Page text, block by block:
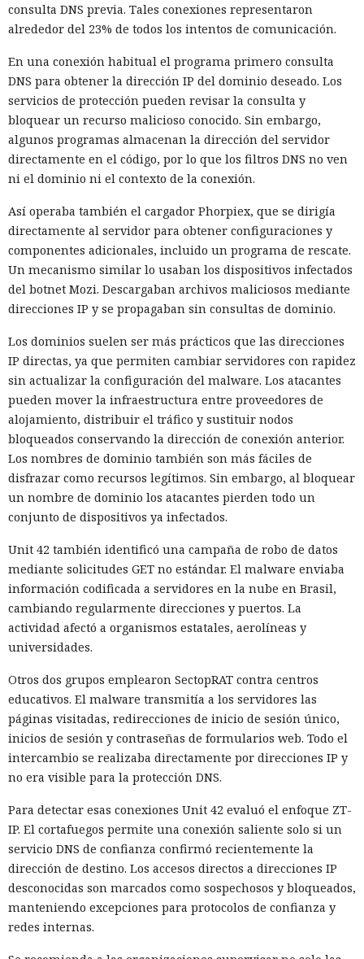
consulta DNS previa. Tales conexiones representaron
alrededor del 23% de todos los intentos de comunicación.
En una conexión habitual el programa primero consulta
DNS para obtener la dirección IP del dominio deseado. Los
servicios de protección pueden revisar la consulta y
bloquear un recurso malicioso conocido. Sin embargo,
algunos programas almacenan la dirección del servidor
directamente en el código, por lo que los filtros DNS no ven
ni el dominio ni el contexto de la conexión.
Así operaba también el cargador Phorpiex, que se dirigía
directamente al servidor para obtener configuraciones y
componentes adicionales, incluido un programa de rescate.
Un mecanismo similar lo usaban los dispositivos infectados
del botnet Mozi. Descargaban archivos maliciosos mediante
direcciones IP y se propagaban sin consultas de dominio.
Los dominios suelen ser más prácticos que las direcciones
IP directas, ya que permiten cambiar servidores con rapidez
sin actualizar la configuración del malware. Los atacantes
pueden mover la infraestructura entre proveedores de
alojamiento, distribuir el tráfico y sustituir nodos
bloqueados conservando la dirección de conexión anterior.
Los nombres de dominio también son más fáciles de
disfrazar como recursos legítimos. Sin embargo, al bloquear
un nombre de dominio los atacantes pierden todo un
conjunto de dispositivos ya infectados.
Unit 42 también identificó una campaña de robo de datos
mediante solicitudes GET no estándar. El malware enviaba
información codificada a servidores en la nube en Brasil,
cambiando regularmente direcciones y puertos. La
actividad afectó a organismos estatales, aerolíneas y
universidades.
Otros dos grupos emplearon SectopRAT contra centros
educativos. El malware transmitía a los servidores las
páginas visitadas, redirecciones de inicio de sesión único,
inicios de sesión y contraseñas de formularios web. Todo el
intercambio se realizaba directamente por direcciones IP y
no era visible para la protección DNS.
Para detectar esas conexiones Unit 42 evaluó el enfoque ZT-
IP. El cortafuegos permite una conexión saliente solo si un
servicio DNS de confianza confirmó recientemente la
dirección de destino. Los accesos directos a direcciones IP
desconocidas son marcados como sospechosos y bloqueados,
manteniendo excepciones para protocolos de confianza y
redes internas.